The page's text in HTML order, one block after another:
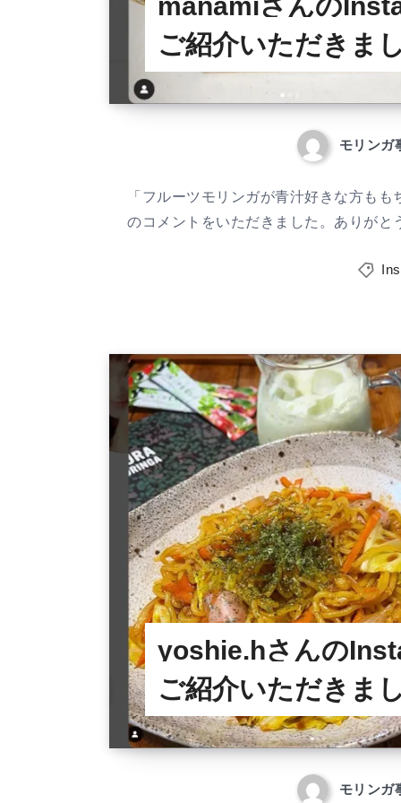
ご紹介いただきま
モリンガ
「フルーツモリンガが青汁好きな方も
のコメントをいただきました。ありがと
yoshie.hさんの
ご紹介いただきま
モリンガ